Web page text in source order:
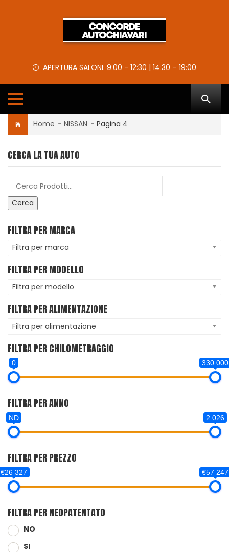
APERTURA SALONI: 9:00 - 12:30 | 14:30 – 19:00
Home - NISSAN - Pagina 4
CERCA LA TUA AUTO
Cerca
FILTRA PER MARCA
Filtra per marca
FILTRA PER MODELLO
Filtra per modello
FILTRA PER ALIMENTAZIONE
Filtra per alimentazione
FILTRA PER CHILOMETRAGGIO
0 330 000
FILTRA PER ANNO
ND 2 026
FILTRA PER PREZZO
€26 327 €57 247
FILTRA PER NEOPATENTATO
NO
SI